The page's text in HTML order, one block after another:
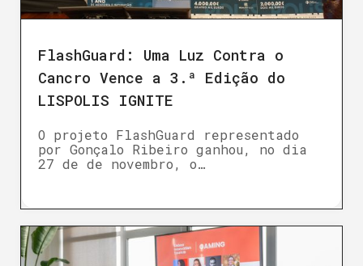
FlashGuard: Uma Luz Contra o
Cancro Vence a 3.ª Edição do
LISPOLIS IGNITE
O projeto FlashGuard representado
por Gonçalo Ribeiro ganhou, no dia
27 de de novembro, o…